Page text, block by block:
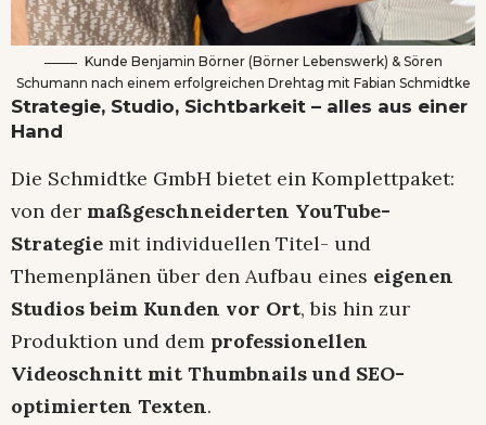
Kunde Benjamin Börner (Börner Lebenswerk) & Sören
Schumann nach einem erfolgreichen Drehtag mit Fabian Schmidtke
Strategie, Studio, Sichtbarkeit – alles aus einer
Hand
Die Schmidtke GmbH bietet ein Komplettpaket:
von der maßgeschneiderten YouTube-
Strategie mit individuellen Titel- und
Themenplänen über den Aufbau eines eigenen
Studios beim Kunden vor Ort, bis hin zur
Produktion und dem professionellen
Videoschnitt mit Thumbnails und SEO-
optimierten Texten.